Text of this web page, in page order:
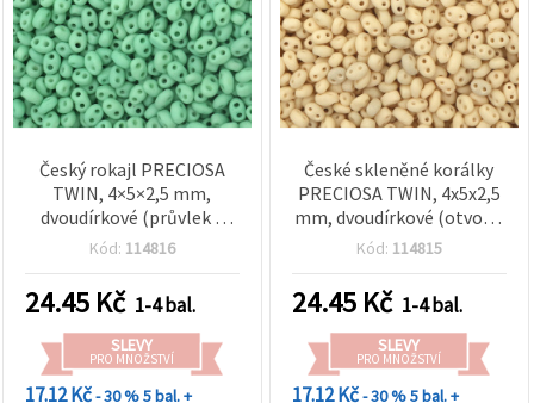
Český rokajl PRECIOSA
TWIN, 4×5×2,5 mm,
dvoudírkové (průvlek 1
mm), matná neprůhledná
Kód: 114816
24.45 Kč 1-4 bal.
SLEVY
PRO MNOŽSTVÍ
17.12 Kč- 30 %5 bal. +
České skleněné korálky
PRECIOSA TWIN, 4x5x2,5
mm, dvoudírkové (otvor 1
mm), neprůsvitné matné
ks)
Kód: 114815
24.45 Kč 1-4 bal.
SLEVY
PRO MNOŽSTVÍ
17.12 Kč- 30 %5 bal. +